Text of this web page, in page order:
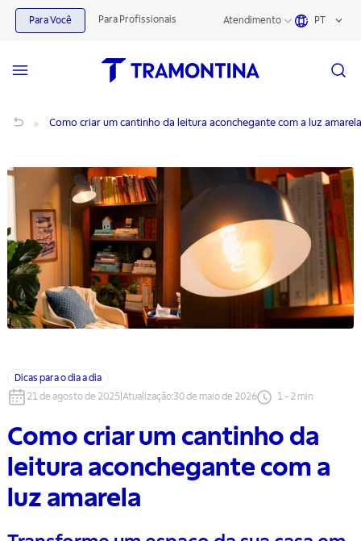
Para Você Para Profissionais Atendimento PT
Como criar um cantinho da leitura aconchegante com a luz amarela
Dicas para o dia a dia
21 de agosto de 2025 Atualização:30 de maio de 2026 1- 2 min
Como criar um cantinho da
leitura aconchegante com a
luz amarela